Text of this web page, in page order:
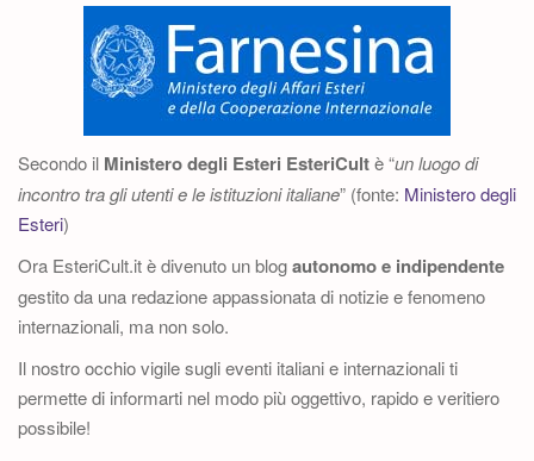
Secondo il Ministero degli Esteri EsteriCultè “un luogo di
incontro tra gli utenti e le istituzioni italiane” (fonte: Ministero degli
Esteri)
Ora EsteriCult.it è divenuto un blogautonomo e indipendente
gestito da una redazione appassionata di notizie e fenomeno
internazionali, ma non solo.
Il nostro occhio vigile sugli eventi italiani e internazionali ti
permette di informarti nel modo più oggettivo, rapido e veritiero
possibile!